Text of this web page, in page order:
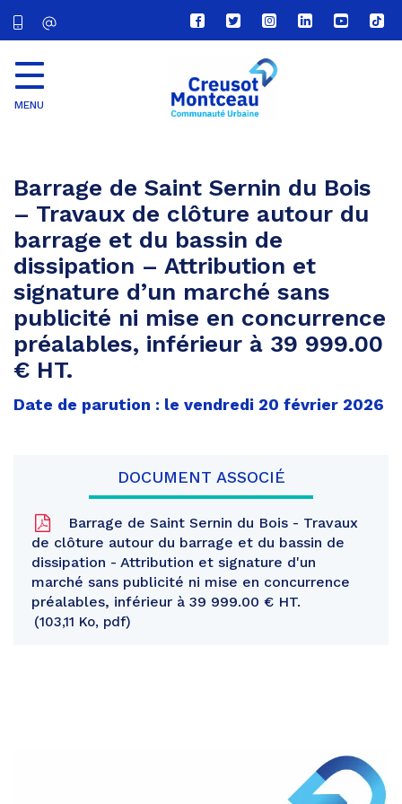
Lien
vers
compte
Facebook
Lien
vers
compte
Twitter
Lien
vers
le
compte
Lien
vers
Lien
vers
Lien
vers
MENU
Barrage de Saint Sernin du Bois
– Travaux de clôture autour du
barrage et du bassin de
dissipation – Attribution et
signature d’un marché sans
publicité ni mise en concurrence
préalables, inférieur à 39 999.00
€ HT.
Date de parution : le vendredi 20 février 2026
DOCUMENT ASSOCIÉ
Barrage de Saint Sernin du Bois - Travaux
de clôture autour du barrage et du bassin de
dissipation - Attribution et signature d'un
marché sans publicité ni mise en concurrence
préalables, inférieur à 39 999.00 € HT.
103,11 Ko, pdf